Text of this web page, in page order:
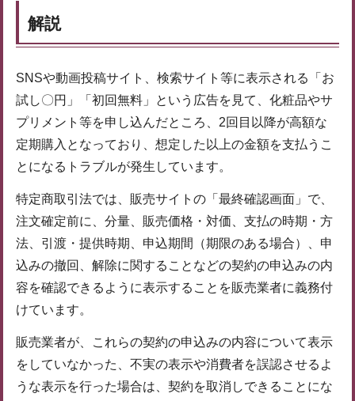
解説
SNSや動画投稿サイト、検索サイト等に表示される「お
試し〇円」「初回無料」という広告を見て、化粧品やサ
プリメント等を申し込んだところ、2回目以降が高額な
定期購入となっており、想定した以上の金額を支払うこ
とになるトラブルが発生しています。
特定商取引法では、販売サイトの「最終確認画面」で、
注文確定前に、分量、販売価格・対価、支払の時期・方
法、引渡・提供時期、申込期間（期限のある場合）、申
込みの撤回、解除に関することなどの契約の申込みの内
容を確認できるように表示することを販売業者に義務付
けています。
販売業者が、これらの契約の申込みの内容について表示
をしていなかった、不実の表示や消費者を誤認させるよ
うな表示を行った場合は、契約を取消しできることにな